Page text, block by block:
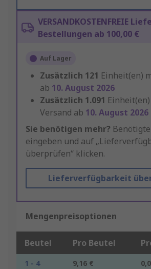
VERSANDKOSTENFREIE
Bestellungen ab 100,00 €
Auf Lager
Zusätzlich 121 Einheit(en)
ab 10. August 2026
Zusätzlich 1.091
Versand ab 10. August 2026
Sie benötigen mehr?
eingeben und auf
überprüfen“ klicken.
Lieferverfügbarkeit
Mengenpreisoptionen
Beutel Pro Beutel
1 - 4 9,16 €